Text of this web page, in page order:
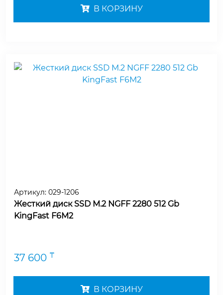
В КОРЗИНУ
Артикул: 029-1206
Жесткий диск SSD M.2 NGFF 2280 512 Gb
KingFast F6M2
37 600 ₸
В КОРЗИНУ